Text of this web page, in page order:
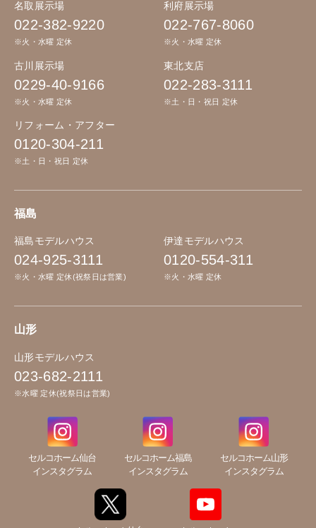
名取展示場
022-382-9220
※火・水曜 定休
利府展示場
022-767-8060
※火・水曜 定休
古川展示場
0229-40-9166
※火・水曜 定休
東北支店
022-283-3111
※土・日・祝日 定休
リフォーム・アフター
0120-304-211
※土・日・祝日 定休
福島
福島モデルハウス
024-925-3111
※火・水曜 定休(祝祭日は営業)
伊達モデルハウス
0120-554-311
※火・水曜 定休
山形
山形モデルハウス
023-682-2111
※水曜 定休(祝祭日は営業)
セルコホーム仙台
インスタグラム
セルコホーム福島
インスタグラム
セルコホーム山形
インスタグラム